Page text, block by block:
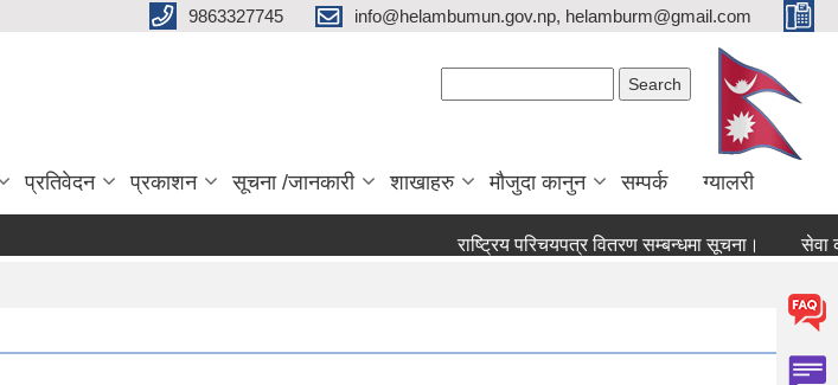
9863327745 info@helambumun.gov.np, helamburm@gmail.com
प्रतिवेदन प्रकाशन सूचना /जानकारी शाखाहरु मौजुदा कानुन सम्पर्क ग्यालरी
राष्ट्रिय परिचयपत्र वितरण सम्बन्धमा सूचना। सेवा